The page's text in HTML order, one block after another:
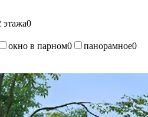
этажа0
окно в парном0 панорамное0